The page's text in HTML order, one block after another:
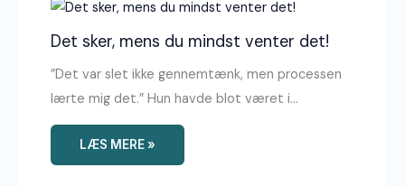
Det sker, mens du mindst venter det!
”Det var slet ikke gennemtænk, men processen
lærte mig det.” Hun havde blot været i…
LÆS MERE »